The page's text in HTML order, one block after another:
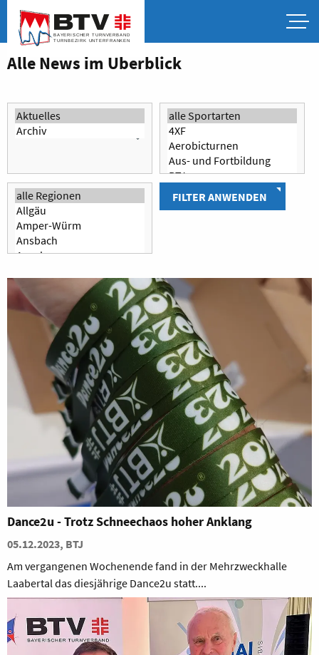
Alle News im Überblick
FILTER ANWENDEN
Dance2u - Trotz Schneechaos hoher Anklang
05.12.2023, BTJ
Am vergangenen Wochenende fand in der Mehrzweckhalle
Laabertal das diesjährige Dance2u statt....